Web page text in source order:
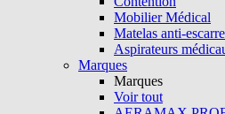
Mobilier Médical
Matelas anti-
Aspirateurs
Marques
Marques
Voir tout